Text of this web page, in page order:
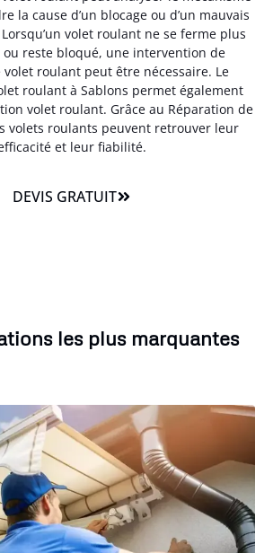
la cause d’un blocage ou d’un mauvais
volet roulant ne se ferme plus
reste bloqué, une intervention de
volet roulant peut être nécessaire. Le
roulant à Sablons permet également
volet roulant. Grâce au Réparation de
volets roulants peuvent retrouver leur
et leur fiabilité.
DEVIS GRATUIT
les plus marquantes